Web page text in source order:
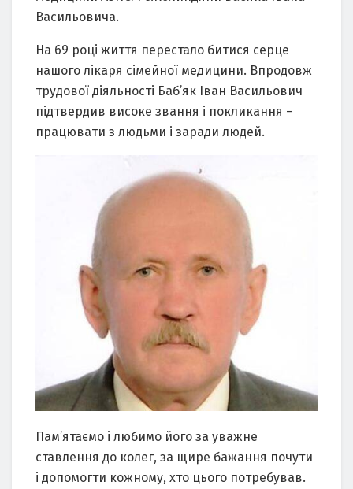
Васильовича.
На 69 році життя перестало битися серце
нашого лікаря сімейної медицини. Впродовж
трудової діяльності Баб’як Іван Васильович
підтвердив високе звання і покликання –
працювати з людьми і заради людей.
Пам’ятаємо і любимо його за уважне
ставлення до колег, за щире бажання почути
і допомогти кожному, хто цього потребував.